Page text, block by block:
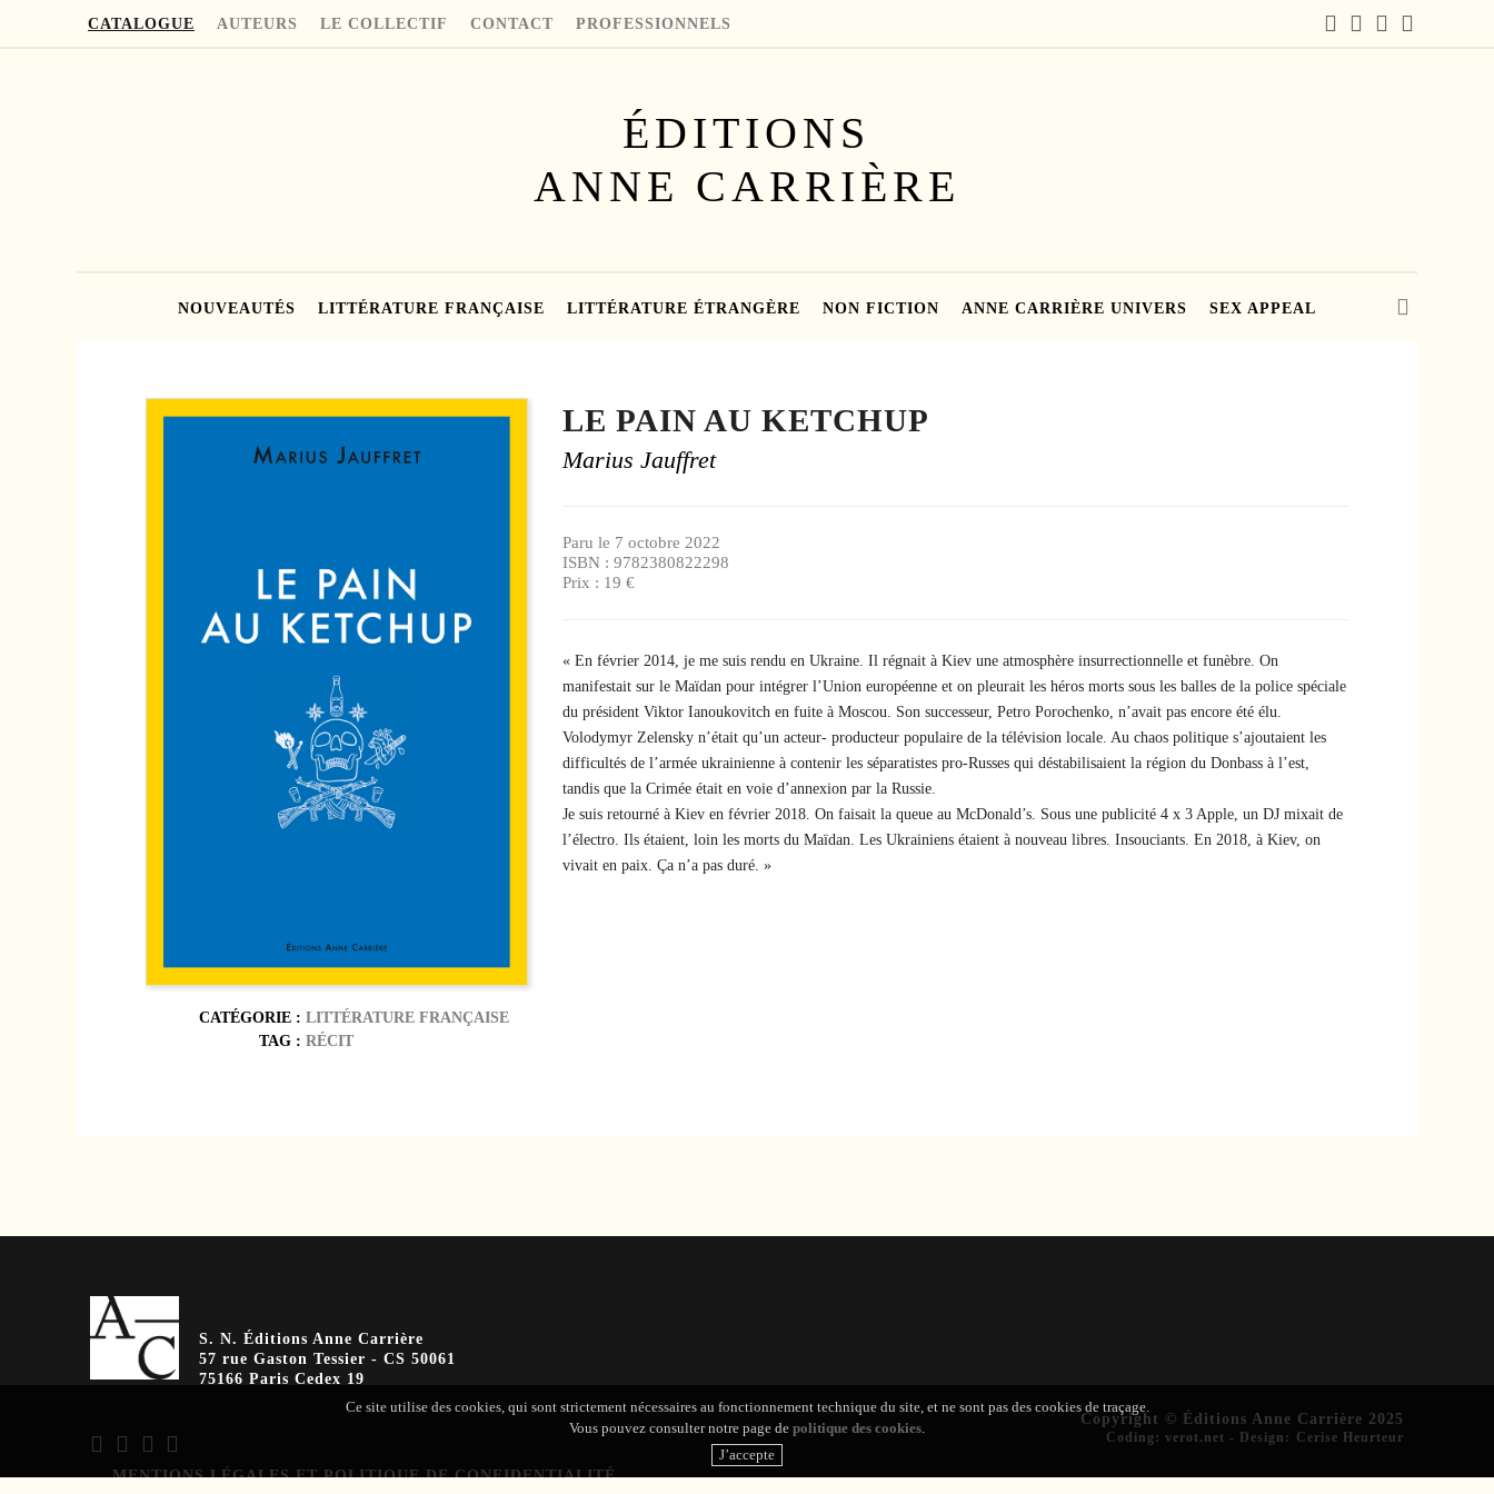
CATALOGUE AUTEURS LE COLLECTIF CONTACT PROFESSIONNELS
ÉDITIONS
ANNE CARRIÈRE
NOUVEAUTÉS LITTÉRATURE FRANÇAISE LITTÉRATURE ÉTRANGÈRE NON FICTION ANNE CARRIÈRE UNIVERS SEX APPEAL
CATÉGORIE : LITTÉRATURE FRANÇAISE
TAG : RÉCIT
LE PAIN AU KETCHUP
Marius Jauffret
Paru le 7 octobre 2022
ISBN : 9782380822298
Prix : 19 €
« En février 2014, je me suis rendu en Ukraine. Il régnait à Kiev une atmosphère insurrectionnelle et funèbre. On
manifestait sur le Maïdan pour intégrer l’Union européenne et on pleurait les héros morts sous les balles de la police spéciale
du président Viktor Ianoukovitch en fuite à Moscou. Son successeur, Petro Porochenko, n’avait pas encore été élu.
Volodymyr Zelensky n’était qu’un acteur- producteur populaire de la télévision locale. Au chaos politique s’ajoutaient les
difficultés de l’armée ukrainienne à contenir les séparatistes pro-Russes qui déstabilisaient la région du Donbass à l’est,
tandis que la Crimée était en voie d’annexion par la Russie.
Je suis retourné à Kiev en février 2018. On faisait la queue au McDonald’s. Sous une publicité 4 x 3 Apple, un DJ mixait de
l’électro. Ils étaient, loin les morts du Maïdan. Les Ukrainiens étaient à nouveau libres. Insouciants. En 2018, à Kiev, on
vivait en paix. Ça n’a pas duré. »
S. N. Éditions Anne Carrière
57 rue Gaston Tessier - CS 50061
75166 Paris Cedex 19
MENTIONS LÉGALES ET POLITIQUE DE CONFIDENTIALITÉ
Copyright © Éditions Anne Carrière 2025
Coding :verot.net - Design : Cerise Heurteur
Ce site utilise des cookies, qui sont strictement nécessaires au fonctionnement technique du site, et ne sont pas des cookies de traçage.
Vous pouvez consulter notre page de politique des cookies.